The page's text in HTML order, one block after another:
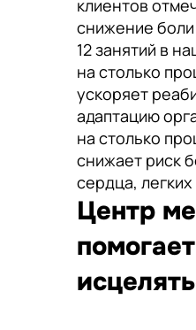
клиентов
снижение
12 занятий в
на столько
ускоряет
адаптацию
на столько
снижает риск
сердца,
Центр